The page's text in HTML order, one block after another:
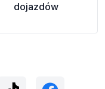
dojazdów